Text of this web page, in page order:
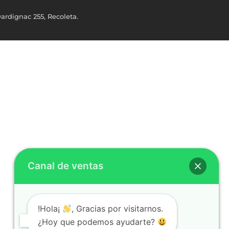
255, Recoleta.
Canal de ventas
!Hola¡
, Gracias por visitarnos.
¿Hoy que podemos ayudarte?